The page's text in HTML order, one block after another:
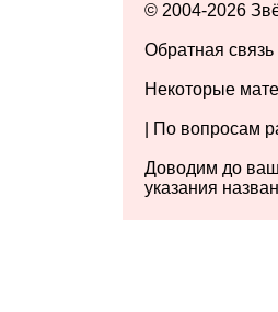
© 2004-2026
Обратная связь
Некоторые
| По вопросам
Доводим до
указания